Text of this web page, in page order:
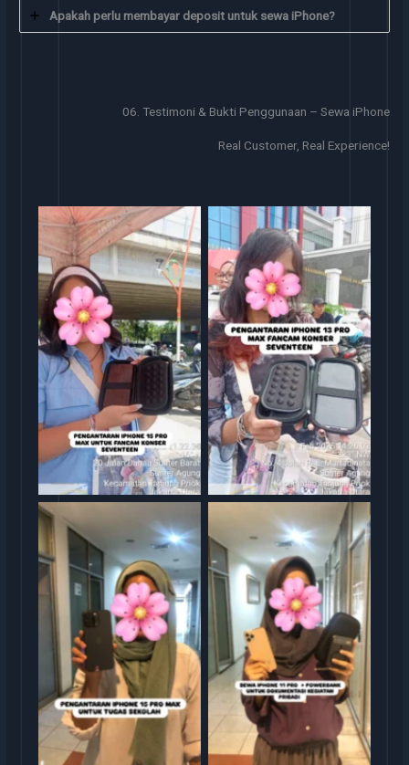
Apakah perlu membayar deposit untuk sewa iPhone?
06. Testimoni & Bukti Penggunaan – Sewa iPhone
Real Customer, Real Experience!
Sewa iphone Sewa iphone jakarta
Sewa iphone jakarta Sewa iphone jakarta